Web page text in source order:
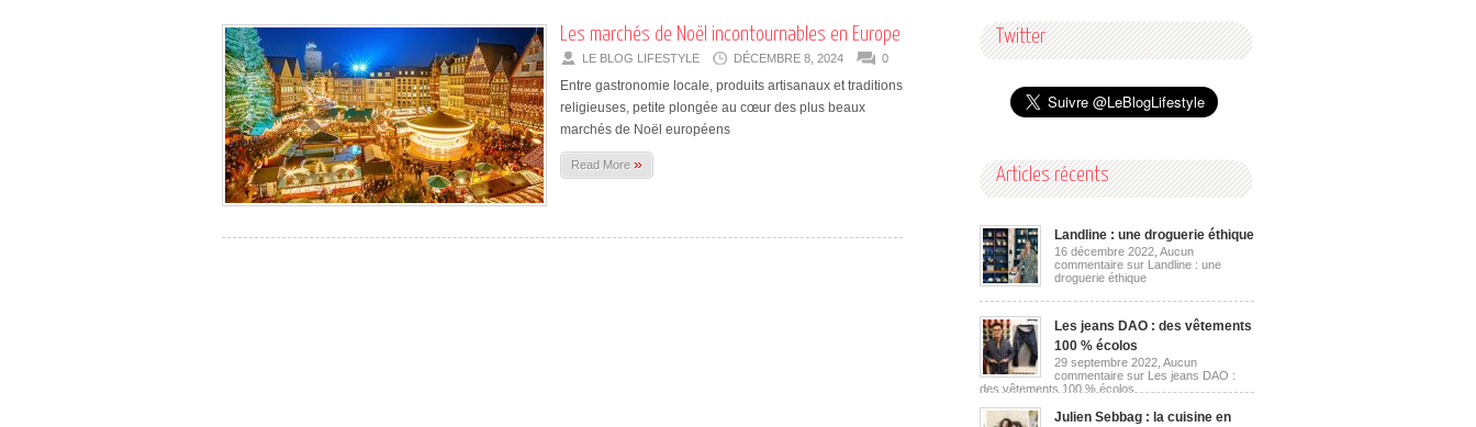
Les marchés de Noël incontournables en Europe
LE BLOG LIFESTYLE DÉCEMBRE 8, 2024 0
Entre gastronomie locale, produits artisanaux et traditions
religieuses, petite plongée au cœur des plus beaux
marchés de Noël européens
Read More »
Twitter
Articles récents
Landline : une droguerie éthique
16 décembre 2022, Aucun
commentaire sur Landline : une
droguerie éthique
Les jeans DAO : des vêtements
100 % écolos
29 septembre 2022, Aucun
commentaire sur Les jeans DAO :
des vêtements 100 % écolos
Julien Sebbag : la cuisine en